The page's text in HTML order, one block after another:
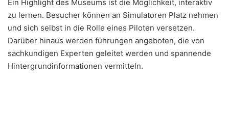
Ein Highlight des Museums ist die Möglichkeit, interaktiv
zu lernen. Besucher können an Simulatoren Platz nehmen
und sich selbst in die Rolle eines Piloten versetzen.
Darüber hinaus werden führungen angeboten, die von
sachkundigen Experten geleitet werden und spannende
Hintergrundinformationen vermitteln.